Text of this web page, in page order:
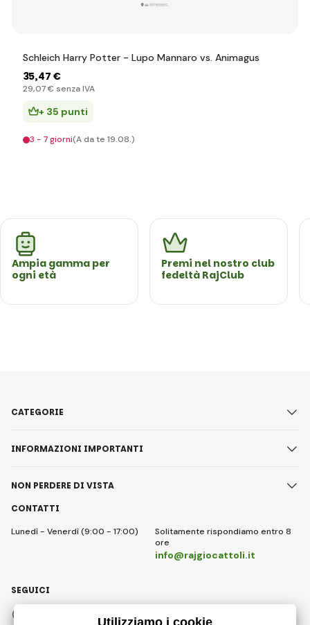
Schleich Harry Potter - Lupo Mannaro vs. Animagus
35,47 €
29,07 € senza IVA
+ 35 punti
3 - 7 giorni(A da te 19.08.)
Ampia gamma per
ogni età
Premi nel nostro club
fedeltà RajClub
CONTATTI
Lunedì - Venerdì (9:00 - 17:00)
Solitamente rispondiamo entro 8
ore
info@rajgiocattoli.it
CATEGORIE
INFORMAZIONI IMPORTANTI
NON PERDERE DI VISTA
SEGUICI
Instagram